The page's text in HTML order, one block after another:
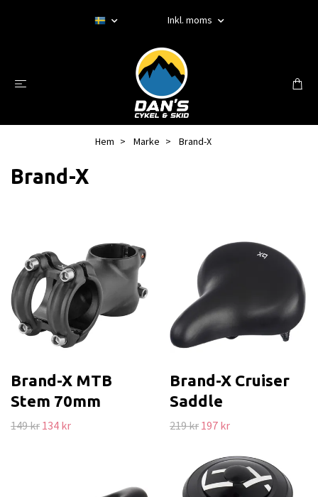
Inkl. moms
Hem Marke Brand-X
Brand-X
Brand-X MTB
Stem 70mm
149 kr 134 kr
Brand-X Cruiser
Saddle
219 kr 197 kr